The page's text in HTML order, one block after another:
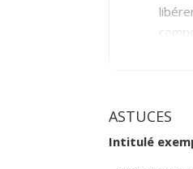
ASTUCES
Intitulé